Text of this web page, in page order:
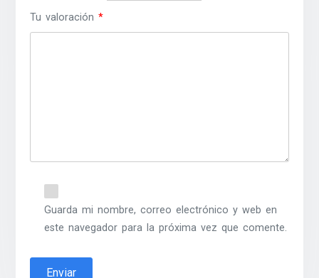
Tu valoración*
Guarda mi nombre, correo electrónico y web en
este navegador para la próxima vez que comente.